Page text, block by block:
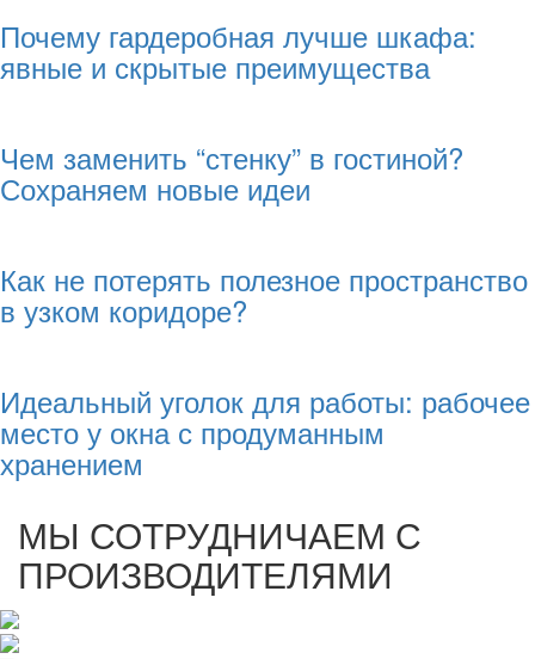
Почему гардеробная лучше шкафа:
явные и скрытые преимущества
Чем заменить “стенку” в гостиной?
Сохраняем новые идеи
Как не потерять полезное пространство
в узком коридоре?
Идеальный уголок для работы: рабочее
место у окна с продуманным
хранением
МЫ СОТРУДНИЧАЕМ С
ПРОИЗВОДИТЕЛЯМИ